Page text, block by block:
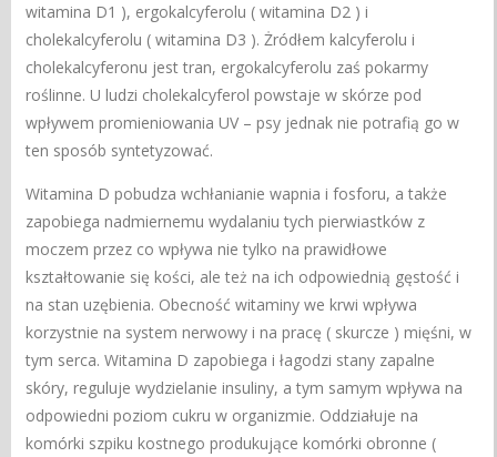
witamina D1 ), ergokalcyferolu ( witamina D2 ) i
cholekalcyferolu ( witamina D3 ). Żródłem kalcyferolu i
cholekalcyferonu jest tran, ergokalcyferolu zaś pokarmy
roślinne. U ludzi cholekalcyferol powstaje w skórze pod
wpływem promieniowania UV – psy jednak nie potrafią go w
ten sposób syntetyzować.
Witamina D pobudza wchłanianie wapnia i fosforu, a także
zapobiega nadmiernemu wydalaniu tych pierwiastków z
moczem przez co wpływa nie tylko na prawidłowe
kształtowanie się kości, ale też na ich odpowiednią gęstość i
na stan uzębienia. Obecność witaminy we krwi wpływa
korzystnie na system nerwowy i na pracę ( skurcze ) mięśni, w
tym serca. Witamina D zapobiega i łagodzi stany zapalne
skóry, reguluje wydzielanie insuliny, a tym samym wpływa na
odpowiedni poziom cukru w organizmie. Oddziałuje na
komórki szpiku kostnego produkujące komórki obronne (